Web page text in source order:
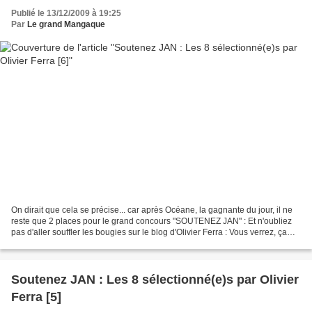
Publié le 13/12/2009 à 19:25
Par Le grand Mangaque
On dirait que cela se précise... car après Océane, la gagnante du jour, il ne
reste que 2 places pour le grand concours "SOUTENEZ JAN" : Et n'oubliez
pas d'aller souffler les bougies sur le blog d'Olivier Ferra : Vous verrez, ça
Soutenez JAN : Les 8 sélectionné(e)s par Olivier
Ferra [5]